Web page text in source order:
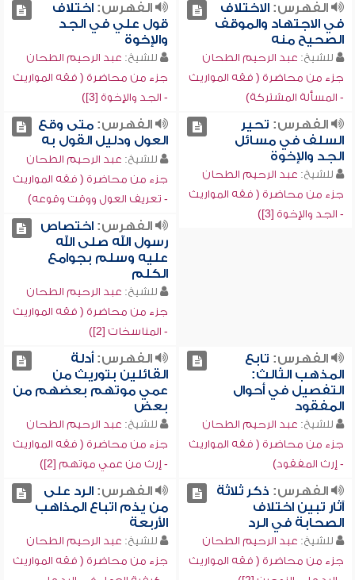
الفهرس:الاختلاف
في الاجتهاد والموقف
الصحيح منه
للشيخ: عبد الرحيم الطحان
جزء من محاضرة ( فقه المواريث
- المسألة المشتركة)
الفهرس:اختلاف
قول علي في الجد
والإخوة
للشيخ: عبد الرحيم الطحان
جزء من محاضرة ( فقه المواريث
- الجد والإخوة [3])
الفهرس: تحير
السلف في مسائل
الجد والإخوة
للشيخ: عبد الرحيم الطحان
جزء من محاضرة ( فقه المواريث
- الجد والإخوة [3])
الفهرس:متى وقع
العول ودليل القول به
للشيخ: عبد الرحيم الطحان
جزء من محاضرة ( فقه المواريث
- تعريف العول ووقت وقوعه)
الفهرس:اختصاص
رسول الله صلى الله
عليه وسلم بجوامع
الكلم
للشيخ: عبد الرحيم الطحان
جزء من محاضرة ( فقه المواريث
- المناسخات [2])
الفهرس: تابع
المذهب الثالث:
التفصيل في أحوال
المفقود
للشيخ: عبد الرحيم الطحان
جزء من محاضرة ( فقه المواريث
- إرث المفقود)
الفهرس:أدلة
القائلين بتوريث من
عمي موتهم بعضهم من
بعض
للشيخ: عبد الرحيم الطحان
جزء من محاضرة ( فقه المواريث
- إرث من عمي موتهم [2])
الفهرس: ذكر ثلاثة
آثار تبين اختلاف
الصحابة في الرد
للشيخ: عبد الرحيم الطحان
جزء من محاضرة ( فقه المواريث
الفهرس:الرد على
من يذم اتباع المذاهب
الأربعة
للشيخ: عبد الرحيم الطحان
جزء من محاضرة ( فقه المواريث